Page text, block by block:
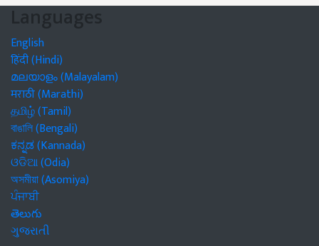
Languages
English
हिंदी (Hindi)
മലയാളം (Malayalam)
मराठी (Marathi)
தமிழ் (Tamil)
বাঙালি (Bengali)
ಕನ್ನಡ (Kannada)
ଓଡିଆ (Odia)
অসমীয়া (Asomiya)
ਪੰਜਾਬੀ
తెలుగు
ગુજરાતી